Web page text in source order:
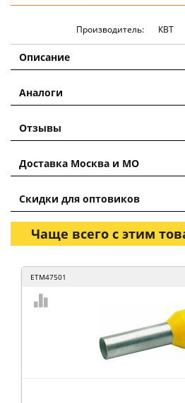
Производитель: КВТ
Описание
Аналоги
Отзывы
Доставка Москва и МО
Скидки для оптовиков
Чаще всего с этим
ETM47501